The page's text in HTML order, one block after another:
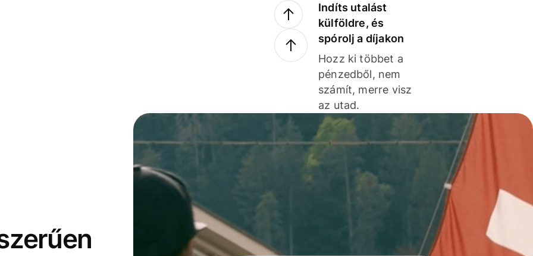
Indíts utalást
külföldre, és
spórolj a díjakon
Hozz ki többet a
pénzedből, nem
számít, merre visz
az utad.